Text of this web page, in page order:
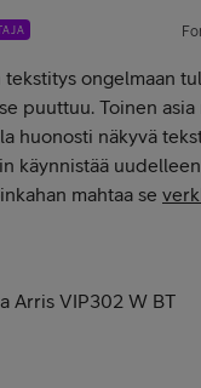
ongelmaan
puuttuu. Toinen
huonosti näkyvä
käynnistää
mahtaa se
Arris VIP302 W BT